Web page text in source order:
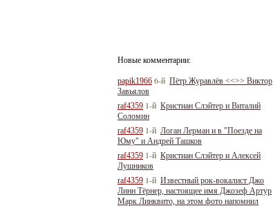
Новые комментарии:
papik1966 6-й Пётр Журавлёв <<>> Виктор
Завьялов
raf4359 1-й Кристиан Слэйтер и Виталий
Соломин
raf4359 1-й Логан Лерман и в "Поезде на
Юму" и Андрей Ташков
raf4359 1-й Кристиан Слэйтер и Алексей
Лушников
raf4359 1-й Известный рок-вокалист Джо
Линн Тёрнер, настоящее имя Джозеф Артур
Марк Линквито, на этом фото напомнил